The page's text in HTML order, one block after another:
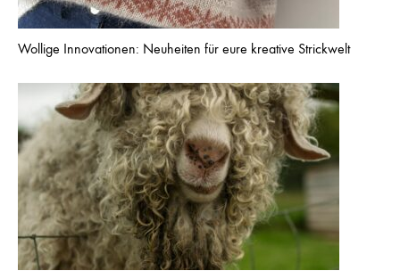
Wollige Innovationen: Neuheiten für eure kreative Strickwelt